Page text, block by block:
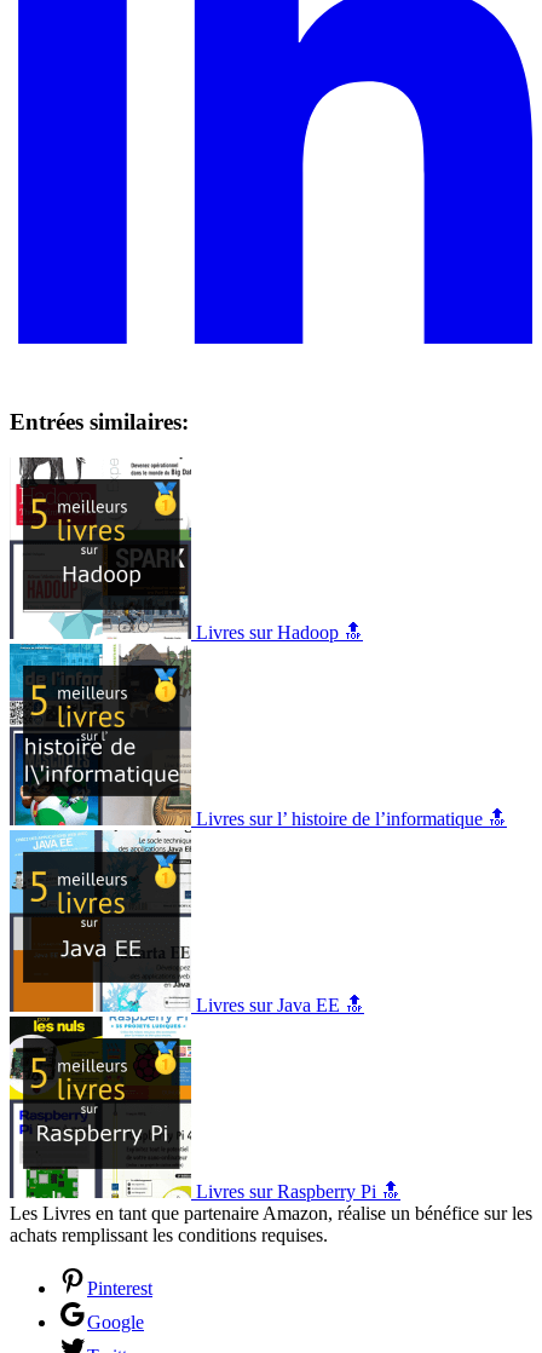
Entrées similaires:
Livres sur Hadoop 🔝
Livres sur l’ histoire de l’informatique 🔝
Livres sur Java EE 🔝
Livres sur Raspberry Pi 🔝
Les Livres en tant que partenaire Amazon, réalise un bénéfice sur les
achats remplissant les conditions requises.
Pinterest
Google